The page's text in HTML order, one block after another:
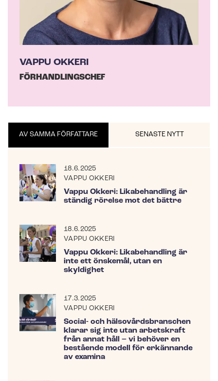
VAPPU OKKERI
FÖRHANDLINGSCHEF
AV SAMMA FÖRFATTARE SENASTE NYTT
18.6.2025
VAPPU OKKERI
Vappu Okkeri: Likabehandling är
ständig rörelse mot det bättre
18.6.2025
VAPPU OKKERI
Vappu Okkeri: Likabehandling är
inte ett önskemål, utan en
skyldighet
17.3.2025
VAPPU OKKERI
Social- och häl­so­vårds­bran­schen
klarar sig inte utan arbetskraft
från annat håll – vi behöver en
bestående modell för erkännande
av examina